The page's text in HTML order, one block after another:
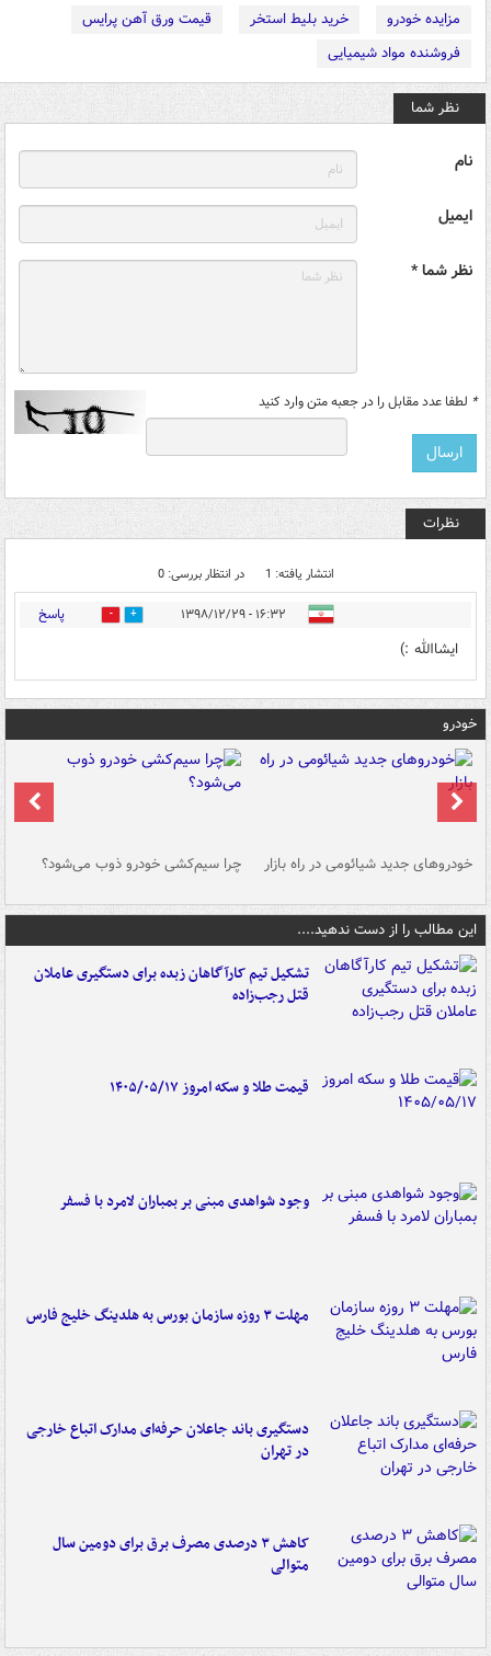
مزایده خودرو
خرید بلیط استخر
قیمت ورق آهن پرایس
فروشنده مواد شیمیایی
نظر شما
نام
ایمیل
نظر شما *
* لطفا عدد مقابل را در جعبه متن وارد کنید
نظرات
انتشار یافته: 1 در انتظار بررسی: 0
۱۶:۳۲ - ۱۳۹۸/۱۲/۲۹ 0 پاسخ
ایشاالله :)
خودرو
خودروهای جدید شیائومی در راه بازار چرا سیم‌کشی خودرو ذوب می‌شود؟
این مطالب را از دست ندهید....
تشکیل تیم کارآگاهان زبده برای دستگیری عاملان
قتل رجب‌زاده
قیمت طلا و سکه امروز ۱۴۰۵/۰۵/۱۷
وجود شواهدی مبنی بر بمباران لامرد با فسفر
مهلت ۳ روزه سازمان بورس به هلدینگ خلیج فارس
دستگیری باند جاعلان حرفه‌ای مدارک اتباع خارجی
در تهران
کاهش ۳ درصدی مصرف برق برای دومین سال
متوالی